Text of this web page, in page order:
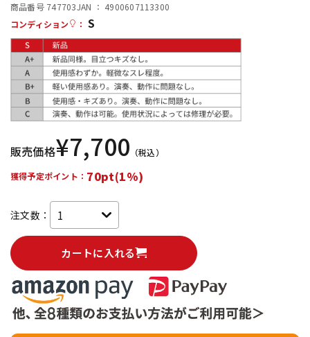
配信/ライブ機器
中古 ヴィンテージ
商品番号 747703JAN ： 4900607113300
コンディション
： S
販売価格¥7,700 （税込）
獲得予定ポイント： 70pt(1%)
注文数：
カートに入れる